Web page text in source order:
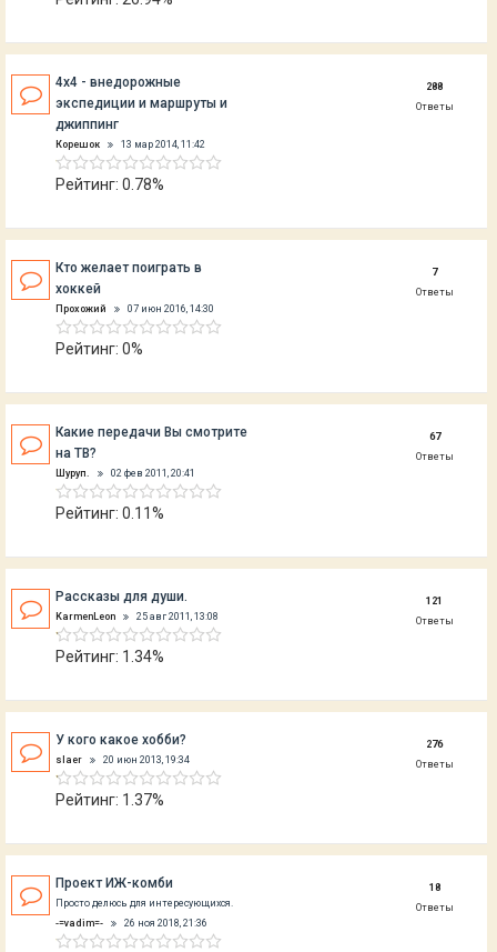
4х4 - внедорожные
экспедиции и маршруты и
джиппинг
Корешок 13 мар 2014, 11:42
Рейтинг: 0.78%
288
Ответы
Кто желает поиграть в
хоккей
Прохожий 07 июн 2016, 14:30
Рейтинг: 0%
7
Ответы
Какие передачи Вы смотрите
на ТВ?
Шуруп. 02 фев 2011, 20:41
Рейтинг: 0.11%
67
Ответы
Рассказы для души.
KarmenLeon 25 авг 2011, 13:08
Рейтинг: 1.34%
121
Ответы
У кого какое хобби?
slaer 20 июн 2013, 19:34
Рейтинг: 1.37%
276
Ответы
Проект ИЖ-комби
Просто делюсь для интересующихся.
-=vadim=-
26 ноя 2018, 21:36
18
Ответы